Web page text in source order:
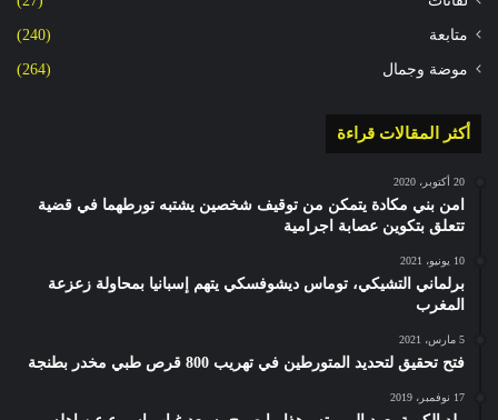
متابعة (240)
موضة وجمال (264)
أكثر المقالات قراءة
20 أكتوبر، 2020
امن بني مكادة يتمكن من توقيف شخصين يشتبه تورطهما في قضية
تتعلق بتكوين عصابة اجرامية
10 يونيو، 2021
برلماني التشيكي، توماس ديشوفسكي يتهم إسبانيا بمحاولة زعزعة
المغرب
5 مارس، 2021
فتح تحقيق لتحديد المتورطين في تهريب 800 قرص طبي مخدر بطنجة
17 نوفمبر، 2019